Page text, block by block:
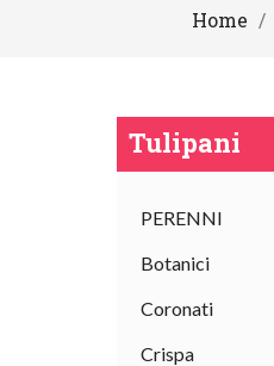
Home
Tulipani
PERENNI
Botanici
Coronati
Crispa